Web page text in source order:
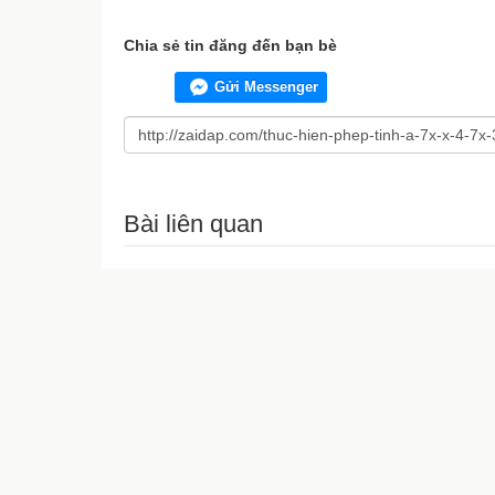
Chia sẻ tin đăng đến bạn bè
Gửi Messenger
Bài liên quan